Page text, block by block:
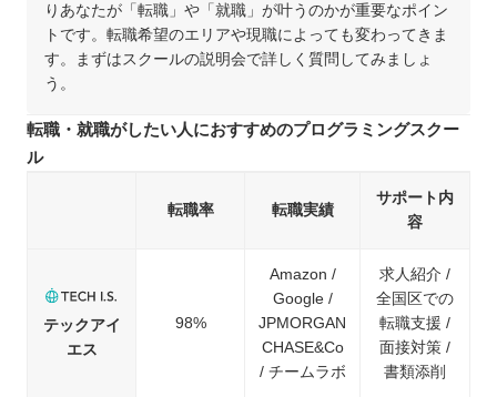
りあなたが「転職」や「就職」が叶うのかが重要なポイン
トです。転職希望のエリアや現職によっても変わってきま
す。まずはスクールの説明会で詳しく質問してみましょ
う。
転職・就職がしたい人におすすめのプログラミングスクー
ル
転職率 転職実績
サポート内
容
テックアイ
エス
98%
Amazon /
Google /
JPMORGAN
CHASE&Co
/ チームラボ
求人紹介 /
全国区での
転職支援 /
面接対策 /
書類添削